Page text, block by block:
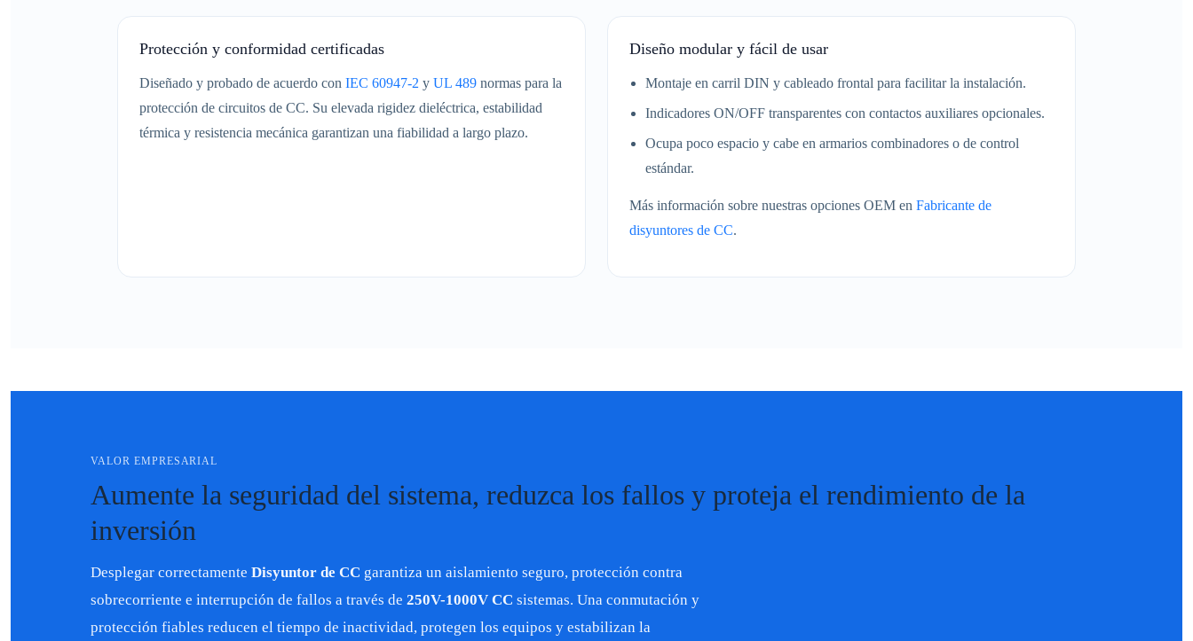
Protección y conformidad certificadas
Diseñado y probado de acuerdo con IEC 60947-2 y UL 489 normas para la
protección de circuitos de CC. Su elevada rigidez dieléctrica, estabilidad
térmica y resistencia mecánica garantizan una fiabilidad a largo plazo.
Diseño modular y fácil de usar
Montaje en carril DIN y cableado frontal para facilitar la instalación.
Indicadores ON/OFF transparentes con contactos auxiliares opcionales.
Ocupa poco espacio y cabe en armarios combinadores o de control
estándar.
Más información sobre nuestras opciones OEM en Fabricante de
disyuntores de CC.
VALOR EMPRESARIAL
Aumente la seguridad del sistema, reduzca los fallos y proteja el rendimiento de la
inversión
Desplegar correctamente Disyuntor de CC garantiza un aislamiento seguro, protección contra
sobrecorriente e interrupción de fallos a través de 250V-1000V CC sistemas. Una conmutación y
protección fiables reducen el tiempo de inactividad, protegen los equipos y estabilizan la